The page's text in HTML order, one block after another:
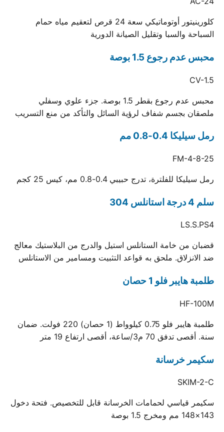
كلورينيتور أوتوماتيكي سعة 24 قرص لتعقيم مياه حمام
السباحة والسبا وتقليل الصيانة الدورية
محبس عدم رجوع 1.5 بوصة
CV-1.5
محبس عدم رجوع بقطر 1.5 بوصة. جزء علوي وسفلي
ملصقان بجسم شفاف لرؤية السائل والتأكد من منع التسريب
رمل سيليكا 0.4-0.8 مم
FM-4-8-25
رمل سيليكا للفلترة، تدرج حبيبي 0.4-0.8 مم، كيس 25 كجم
سلم 4 درجة استانلس 304
LS.S.PS4
قضبان من خامة الستانلس استيل والدرج من البلاستيك معالج
ضد الانزلاق. ملحق به قواعد التثبيت ومسامير من الاستانلس
طلمبة هايبر فلو 1 حصان
HF-100M
طلمبة هايبر فلو 0.75 كيلوواط (1 حصان) 220 فولت. ضمان
سنة. أقصى تدفق 70 م3/ساعة، أقصى ارتفاع 19 متر
سكيمر خرسانة
SKIM-2-C
سكيمر قياسي لحمامات الخرسانة قابل للتخصيص. فتحة دخول
143×148 مم ومخرج 1.5 بوصة